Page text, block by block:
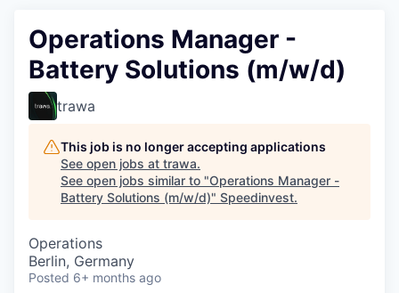
Operations Manager -
Battery Solutions (m/w/d)
trawa
This job is no longer accepting applications
See open jobs at trawa.
See open jobs similar to "Operations Manager -
Battery Solutions (m/w/d)" Speedinvest.
Operations
Berlin, Germany
Posted 6+ months ago